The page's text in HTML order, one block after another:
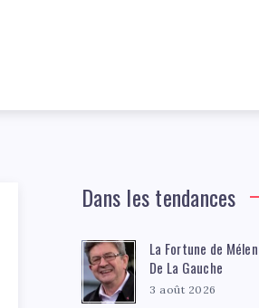
Dans les tendances
La Fortune de
De La Gauche
3 août 2026